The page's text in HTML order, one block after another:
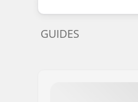
GUIDES